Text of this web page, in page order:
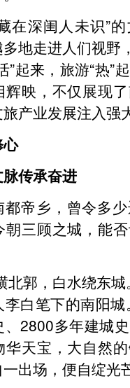
在深闺人未识”
地走进人们视野
”起来，旅游“热
映，不仅展现了
产业发展注入强
传承奋进
都帝乡，曾令多
朝三顾之城，能
北郭，白水绕东
李白笔下的南阳
2800多年建城
华天宝，大自然
一出场，便自绽